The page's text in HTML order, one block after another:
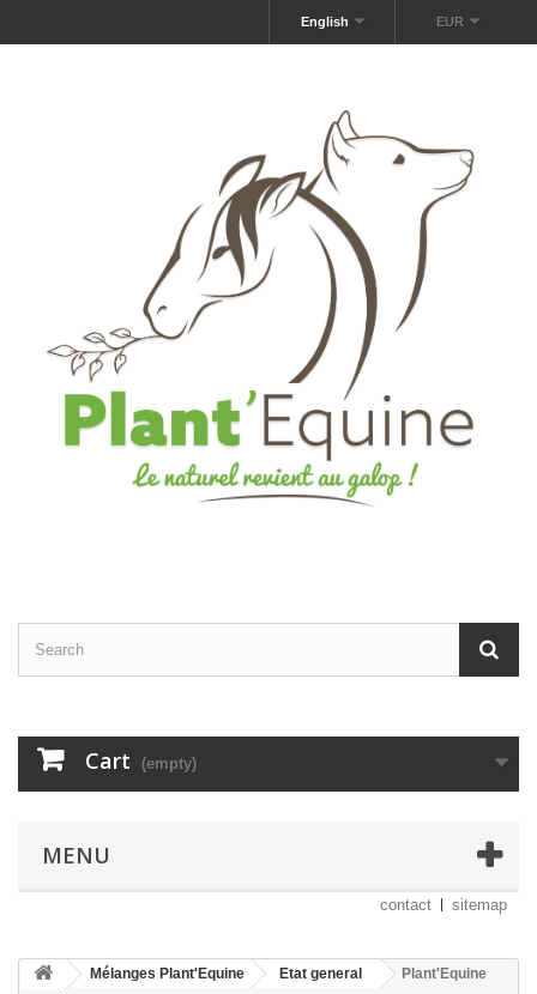
EUR
English
Cart (empty)
MENU
contact sitemap
Mélanges Plant'Equine Etat general
Plant'Equine